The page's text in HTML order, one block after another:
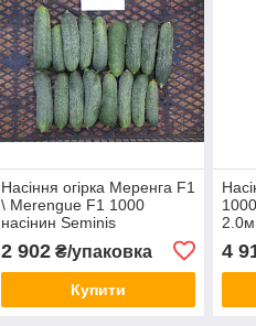
Насіння огірка Меренга F1
\ Merengue F1 1000
насінин Seminis
2 902₴/упаковка
Купити
4